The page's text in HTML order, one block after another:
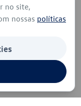
no site,
nossas políticas